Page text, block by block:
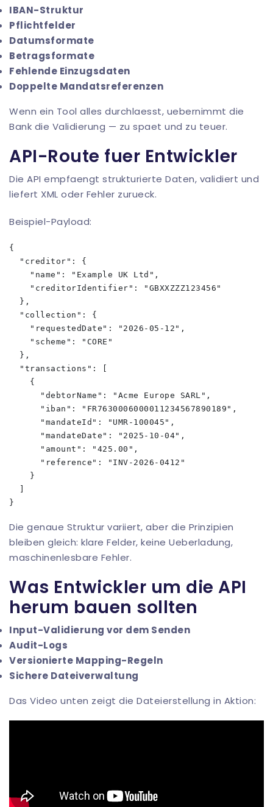
IBAN-Struktur
Pflichtfelder
Datumsformate
Betragsformate
Fehlende Einzugsdaten
Doppelte Mandatsreferenzen
Wenn ein Tool alles durchlaesst, uebernimmt die
Bank die Validierung — zu spaet und zu teuer.
API-Route fuer Entwickler
Die API empfaengt strukturierte Daten, validiert und
liefert XML oder Fehler zurueck.
Beispiel-Payload:
{
  "creditor": {
    "name": "Example UK Ltd",
    "creditorIdentifier": "GBXXZZZ123456"
  },
  "collection": {
    "requestedDate": "2026-05-12",
    "scheme": "CORE"
  },
  "transactions": [
    {
      "debtorName": "Acme Europe SARL",
      "iban": "FR7630006000011234567890189",
      "mandateId": "UMR-100045",
      "mandateDate": "2025-10-04",
      "amount": "425.00",
      "reference": "INV-2026-0412"
    }
Die genaue Struktur variiert, aber die Prinzipien
bleiben gleich: klare Felder, keine Ueberladung,
maschinenlesbare Fehler.
Was Entwickler um die API
herum bauen sollten
Input-Validierung vor dem Senden
Audit-Logs
Versionierte Mapping-Regeln
Sichere Dateiverwaltung
Das Video unten zeigt die Dateierstellung in Aktion: